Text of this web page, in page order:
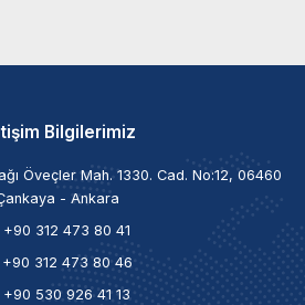
Bilgilerimiz
Öveçler Mah. 1330. Cad. No:12, 06460
- Ankara
+90 312 473 80 41
312 473 80 46
+90 530 926 41 13